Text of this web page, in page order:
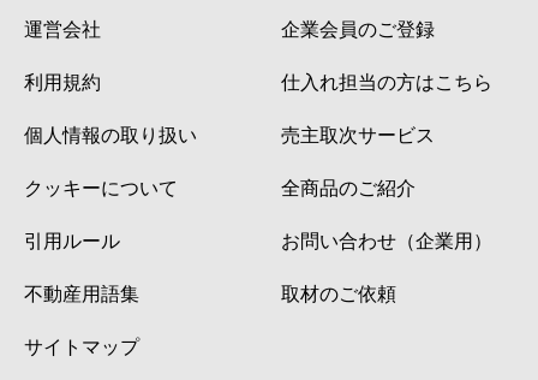
運営会社
利用規約
個人情報の取り扱い
クッキーについて
引用ルール
不動産用語集
サイトマップ
企業会員のご登録
仕入れ担当の方はこちら
売主取次サービス
全商品のご紹介
お問い合わせ（企業用）
取材のご依頼